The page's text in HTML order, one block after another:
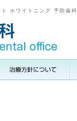
ホワイトニング 予防歯科